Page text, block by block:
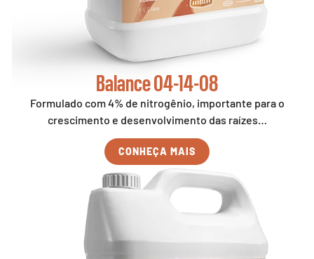
Balance 04-14-08
Formulado com 4% de nitrogênio, importante para o
crescimento e desenvolvimento das raízes…
CONHEÇA MAIS